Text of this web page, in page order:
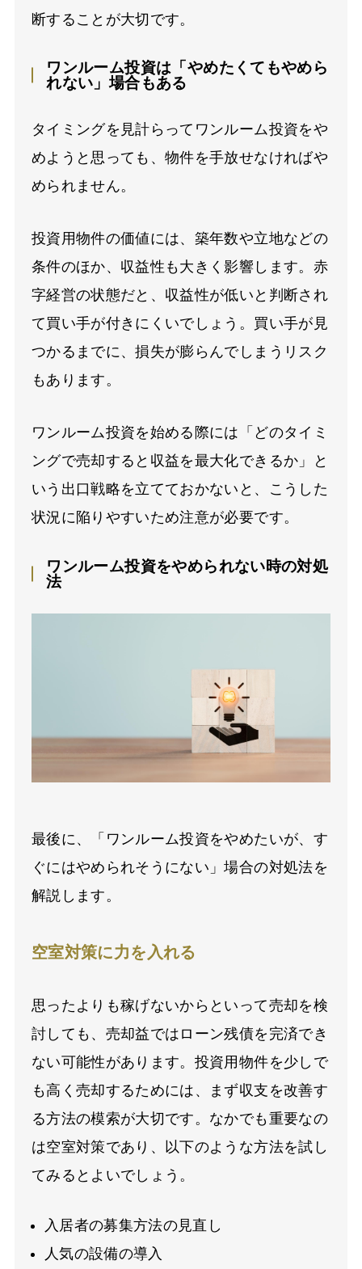
断することが大切です。
ワンルーム投資は「やめたくてもやめら
れない」場合もある
タイミングを見計らってワンルーム投資をや
めようと思っても、物件を手放せなければや
められません。
投資用物件の価値には、築年数や立地などの
条件のほか、収益性も大きく影響します。赤
字経営の状態だと、収益性が低いと判断され
て買い手が付きにくいでしょう。買い手が見
つかるまでに、損失が膨らんでしまうリスク
もあります。
ワンルーム投資を始める際には「どのタイミ
ングで売却すると収益を最大化できるか」と
いう出口戦略を立てておかないと、こうした
状況に陥りやすいため注意が必要です。
ワンルーム投資をやめられない時の対処
法
最後に、「ワンルーム投資をやめたいが、す
ぐにはやめられそうにない」場合の対処法を
解説します。
空室対策に力を入れる
思ったよりも稼げないからといって売却を検
討しても、売却益ではローン残債を完済でき
ない可能性があります。投資用物件を少しで
も高く売却するためには、まず収支を改善す
る方法の模索が大切です。なかでも重要なの
は空室対策であり、以下のような方法を試し
てみるとよいでしょう。
入居者の募集方法の見直し
人気の設備の導入